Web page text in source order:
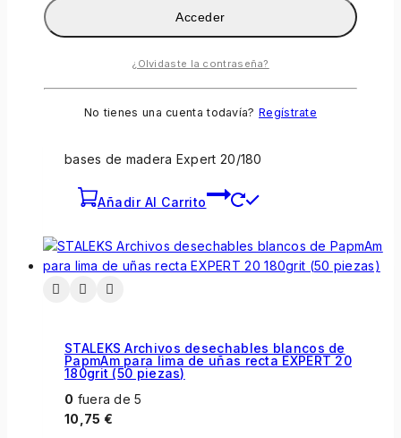
bases de madera Expert 20/180
0fuera de 5
5,90 €
bases de madera Expert 20/180
Añadir Al Carrito
STALEKS Archivos desechables blancos de
PapmAm para lima de uñas recta EXPERT 20
180grit (50 piezas)
0 fuera de 5
10,75 €
Acceder
¿Olvidaste la contraseña?
No tienes una cuenta todavía? Regístrate